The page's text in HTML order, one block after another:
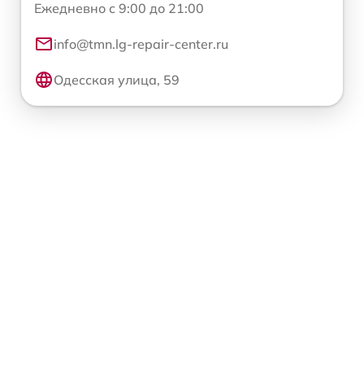
Ежедневно с 9:00 до 21:00
info@tmn.lg-repair-center.ru
Одесская улица, 59